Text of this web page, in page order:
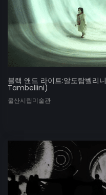
블랙 앤드 라이트:알도탐벨
Tambellini)
울산시립미술관